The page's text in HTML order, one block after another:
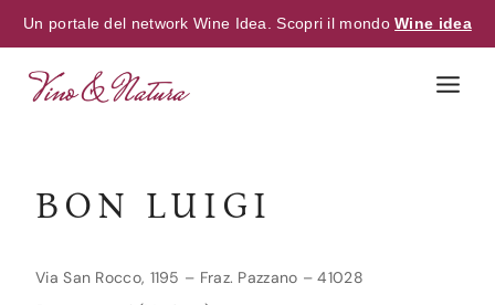
Un portale del network Wine Idea. Scopri il mondoWine idea
BON LUIGI
Via San Rocco, 1195 – Fraz. Pazzano – 41028